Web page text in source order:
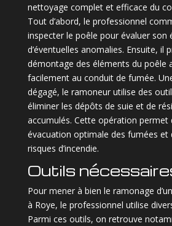
nettoyage complet et efficace du
Tout d’abord, le professionnel
inspecter le poêle pour évaluer son
d’éventuelles anomalies. Ensuite, il
démontage des éléments du poêle
facilement au conduit de fumée.
dégagé, le ramoneur utilise des
éliminer les dépôts de suie et de
accumulés. Cette opération permet
évacuation optimale des fumées et
risques d’incendie.
Outils
Pour mener à bien le ramonage
à Roye, le professionnel utilise
Parmi ces outils, on retrouve